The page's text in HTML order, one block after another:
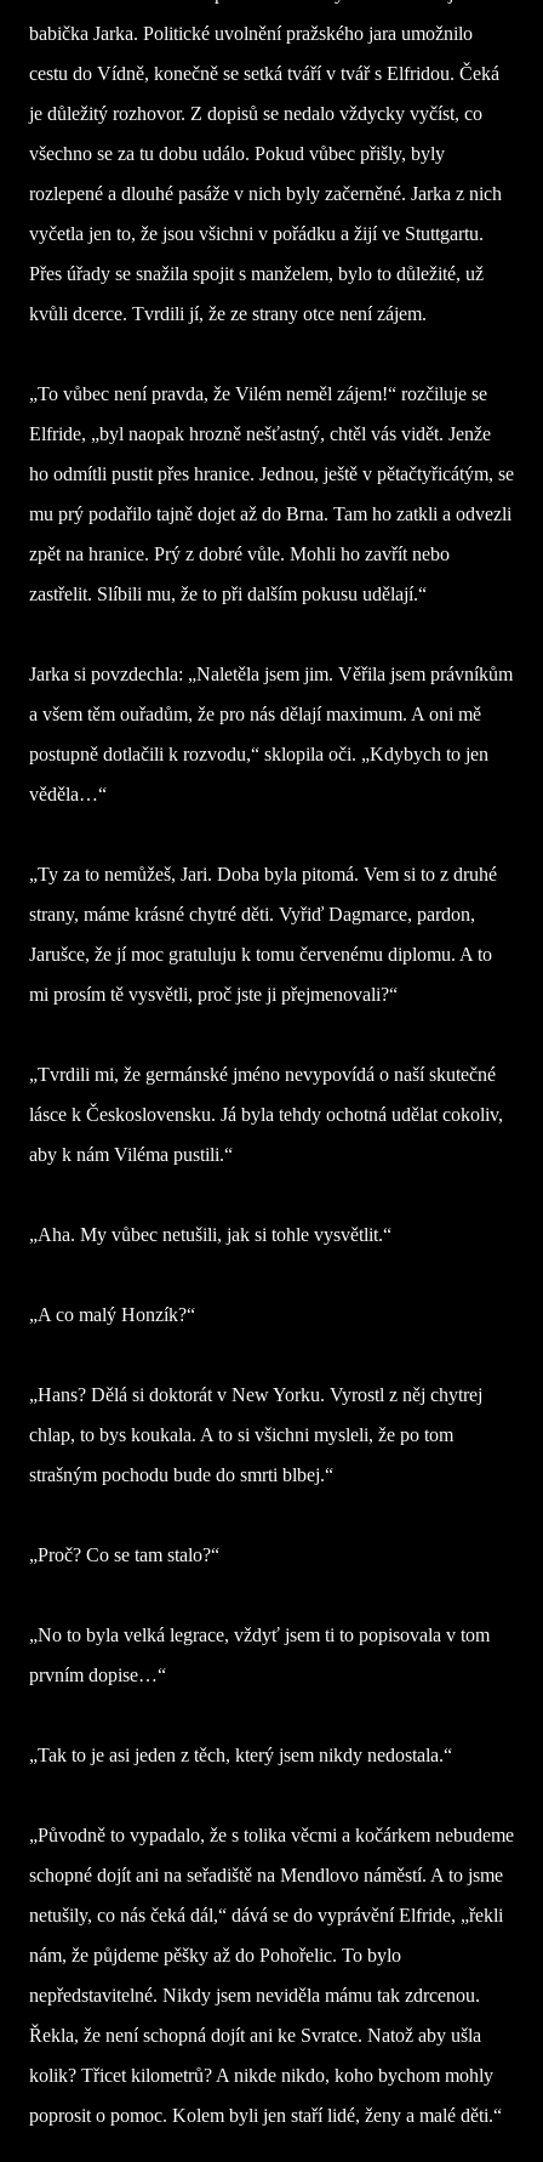
babička Jarka. Politické uvolnění pražského jara umožnilo
cestu do Vídně, konečně se setká tváří v tvář s Elfridou. Čeká
je důležitý rozhovor. Z dopisů se nedalo vždycky vyčíst, co
všechno se za tu dobu událo. Pokud vůbec přišly, byly
rozlepené a dlouhé pasáže v nich byly začerněné. Jarka z nich
vyčetla jen to, že jsou všichni v pořádku a žijí ve Stuttgartu.
Přes úřady se snažila spojit s manželem, bylo to důležité, už
kvůli dcerce. Tvrdili jí, že ze strany otce není zájem.
„To vůbec není pravda, že Vilém neměl zájem!“ rozčiluje se
Elfride, „byl naopak hrozně nešťastný, chtěl vás vidět. Jenže
ho odmítli pustit přes hranice. Jednou, ještě v pětačtyřicátým, se
mu prý podařilo tajně dojet až do Brna. Tam ho zatkli a odvezli
zpět na hranice. Prý z dobré vůle. Mohli ho zavřít nebo
zastřelit. Slíbili mu, že to při dalším pokusu udělají.“
Jarka si povzdechla: „Naletěla jsem jim. Věřila jsem právníkům
a všem těm ouřadům, že pro nás dělají maximum. A oni mě
postupně dotlačili k rozvodu,“ sklopila oči. „Kdybych to jen
věděla…“
„Ty za to nemůžeš, Jari. Doba byla pitomá. Vem si to z druhé
strany, máme krásné chytré děti. Vyřiď Dagmarce, pardon,
Jarušce, že jí moc gratuluju k tomu červenému diplomu. A to
mi prosím tě vysvětli, proč jste ji přejmenovali?“
„Tvrdili mi, že germánské jméno nevypovídá o naší skutečné
lásce k Československu. Já byla tehdy ochotná udělat cokoliv,
aby k nám Viléma pustili.“
„Aha. My vůbec netušili, jak si tohle vysvětlit.“
„A co malý Honzík?“
„Hans? Dělá si doktorát v New Yorku. Vyrostl z něj chytrej
chlap, to bys koukala. A to si všichni mysleli, že po tom
strašným pochodu bude do smrti blbej.“
„Proč? Co se tam stalo?“
„No to byla velká legrace, vždyť jsem ti to popisovala v tom
prvním dopise…“
„Tak to je asi jeden z těch, který jsem nikdy nedostala.“
„Původně to vypadalo, že s tolika věcmi a kočárkem nebudeme
schopné dojít ani na seřadiště na Mendlovo náměstí. A to jsme
netušily, co nás čeká dál,“ dává se do vyprávění Elfride, „řekli
nám, že půjdeme pěšky až do Pohořelic. To bylo
nepředstavitelné. Nikdy jsem neviděla mámu tak zdrcenou.
Řekla, že není schopná dojít ani ke Svratce. Natož aby ušla
kolik? Třicet kilometrů? A nikde nikdo, koho bychom mohly
poprosit o pomoc. Kolem byli jen staří lidé, ženy a malé děti.“